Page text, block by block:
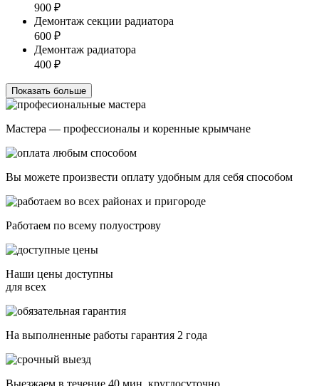
900 ₽
Демонтаж секции радиатора
600 ₽
Демонтаж радиатора
400 ₽
Показать больше
Мастера — профессионалы и коренные крымчане
Вы можете произвести оплату удобным для себя способом
Работаем по всему полуострову
Наши цены доступны
для всех
На выполненные работы гарантия 2 года
Выезжаем в течение 40 мин, круглосуточно